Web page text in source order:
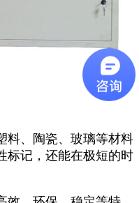
料、陶瓷、玻璃等材料
标记，还能在极短的时